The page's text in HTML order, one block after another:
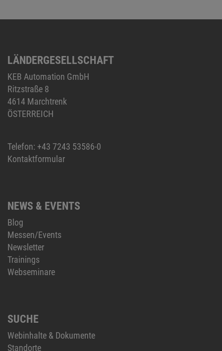
LÄNDERGESELLSCHAFT
KEB Automation GmbH
Ritzstraße 8
4614 Marchtrenk
ÖSTERREICH
Telefon: +43 7243 53586-0
Kontaktformular
NEWS & EVENTS
Blog
Messen/Events
Newsletter
Trainings
Webseminare
SUCHE
Webinhalte & Dokumente
Standorte